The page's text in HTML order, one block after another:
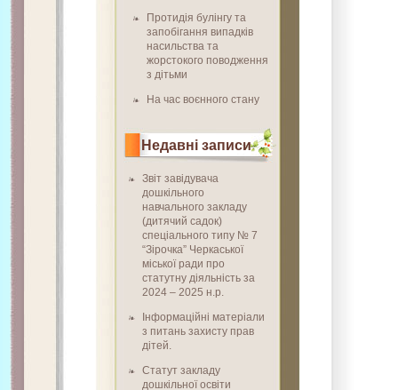
Протидія булінгу та
запобігання випадків
насильства та
жорстокого поводження
з дітьми
На час воєнного стану
Недавні записи
Звіт завідувача
дошкільного
навчального закладу
(дитячий садок)
спеціального типу № 7
“Зірочка” Черкаської
міської ради про
статутну діяльність за
2024 – 2025 н.р.
Інформаційні матеріали
з питань захисту прав
дітей.
Статут закладу
дошкільної освіти